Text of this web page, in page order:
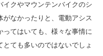
クやマウンテンバイクのシ
がなかったりと、電動アシス
ってはいても、様々な事情に
ても多いのではないでしょ